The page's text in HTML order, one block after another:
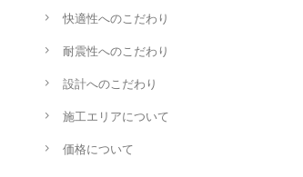
快適性へのこだわり
耐震性へのこだわり
設計へのこだわり
施工エリアについて
価格について